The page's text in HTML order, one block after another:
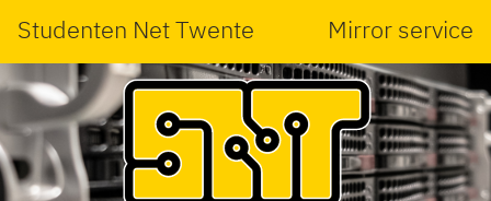
Studenten Net Twente Mirror service